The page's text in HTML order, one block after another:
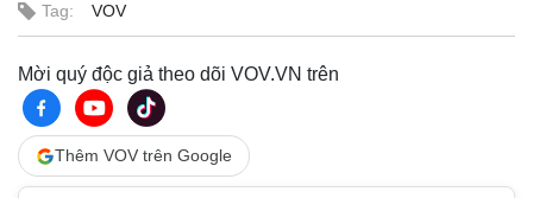
Tag: VOV
Mời quý độc giả theo dõi VOV.VN trên
Thêm VOV trên Google